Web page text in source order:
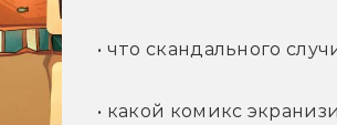
• что скандального
• какой комикс